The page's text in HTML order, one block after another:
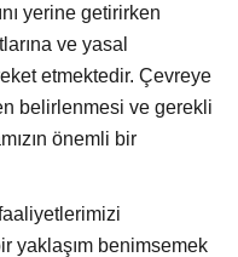
yerine getirirken
ve yasal
etmektedir. Çevreye
belirlenmesi ve gerekli
önemli bir
yaklaşım benimsemek